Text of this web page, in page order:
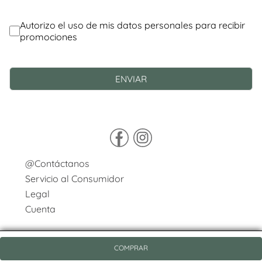
COMPRAR
@Contáctanos
Servicio al Consumidor
Legal
Cuenta
© Copyright 2026 / Pasqualini